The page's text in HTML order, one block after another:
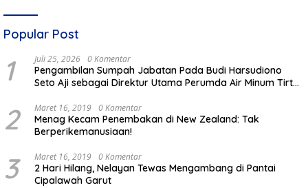
Popular Post
1 Juli 25, 2026 0 Komentar
Pengambilan Sumpah Jabatan Pada Budi Harsudiono
Seto Aji sebagai Direktur Utama Perumda Air Minum Tirta
2 Maret 16, 2019 0 Komentar
Menag Kecam Penembakan di New Zealand: Tak
Berperikemanusiaan!
3 Maret 16, 2019 0 Komentar
2 Hari Hilang, Nelayan Tewas Mengambang di Pantai
Cipalawah Garut